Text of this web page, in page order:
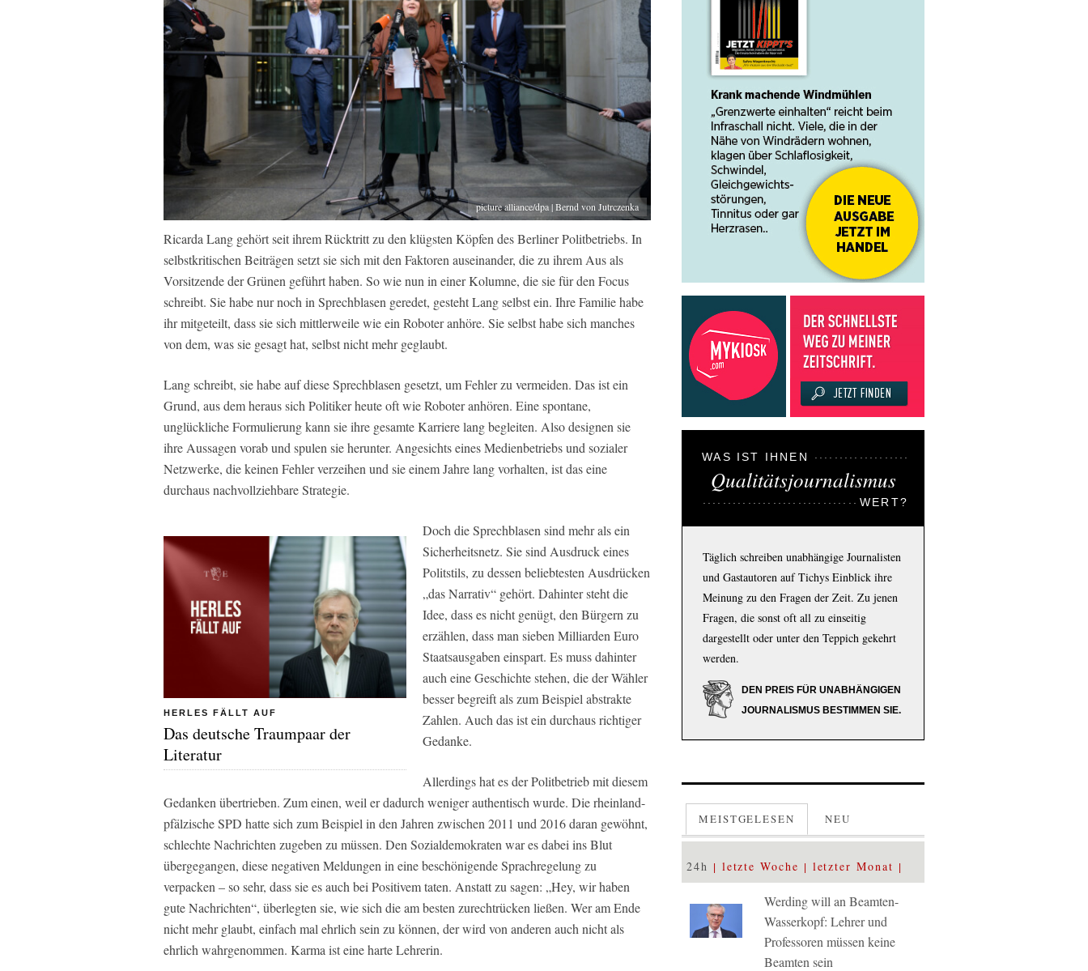
picture alliance/dpa | Bernd von Jutrczenka
Ricarda Lang gehört seit ihrem Rücktritt zu den klügsten Köpfen des Berliner Politbetriebs. In
selbstkritischen Beiträgen setzt sie sich mit den Faktoren auseinander, die zu ihrem Aus als
Vorsitzende der Grünen geführt haben. So wie nun in einer Kolumne, die sie für den Focus
schreibt. Sie habe nur noch in Sprechblasen geredet, gesteht Lang selbst ein. Ihre Familie habe
ihr mitgeteilt, dass sie sich mittlerweile wie ein Roboter anhöre. Sie selbst habe sich manches
von dem, was sie gesagt hat, selbst nicht mehr geglaubt.
Lang schreibt, sie habe auf diese Sprechblasen gesetzt, um Fehler zu vermeiden. Das ist ein
Grund, aus dem heraus sich Politiker heute oft wie Roboter anhören. Eine spontane,
unglückliche Formulierung kann sie ihre gesamte Karriere lang begleiten. Also designen sie
ihre Aussagen vorab und spulen sie herunter. Angesichts eines Medienbetriebs und sozialer
Netzwerke, die keinen Fehler verzeihen und sie einem Jahre lang vorhalten, ist das eine
durchaus nachvollziehbare Strategie.
HERLES FÄLLT AUF
Das deutsche Traumpaar der
Literatur
Doch die Sprechblasen sind mehr als ein
Sicherheitsnetz. Sie sind Ausdruck eines
Politstils, zu dessen beliebtesten Ausdrücken
„das Narrativ“ gehört. Dahinter steht die
Idee, dass es nicht genügt, den Bürgern zu
erzählen, dass man sieben Milliarden Euro
Staatsausgaben einspart. Es muss dahinter
auch eine Geschichte stehen, die der Wähler
besser begreift als zum Beispiel abstrakte
Zahlen. Auch das ist ein durchaus richtiger
Gedanke.
Allerdings hat es der Politbetrieb mit diesem
Gedanken übertrieben. Zum einen, weil er dadurch weniger authentisch wurde. Die rheinland-
pfälzische SPD hatte sich zum Beispiel in den Jahren zwischen 2011 und 2016 daran gewöhnt,
schlechte Nachrichten zugeben zu müssen. Den Sozialdemokraten war es dabei ins Blut
übergegangen, diese negativen Meldungen in eine beschönigende Sprachregelung zu
verpacken – so sehr, dass sie es auch bei Positivem taten. Anstatt zu sagen: „Hey, wir haben
gute Nachrichten“, überlegten sie, wie sich die am besten zurechtrücken ließen. Wer am Ende
nicht mehr glaubt, einfach mal ehrlich sein zu können, der wird von anderen auch nicht als
ehrlich wahrgenommen. Karma ist eine harte Lehrerin.
WAS IST IHNEN
Qualitätsjournalismus
WERT?
Täglich schreiben unabhängige Journalisten
und Gastautoren auf Tichys Einblick ihre
Meinung zu den Fragen der Zeit. Zu jenen
Fragen, die sonst oft all zu einseitig
dargestellt oder unter den Teppich gekehrt
werden.
DEN PREIS FÜR UNABHÄNGIGEN
JOURNALISMUS BESTIMMEN SIE.
MEISTGELESEN NEU
24h letzte Woche letzter Monat
Werding will an Beamten-
Wasserkopf: Lehrer und
Professoren müssen keine
Beamten sein